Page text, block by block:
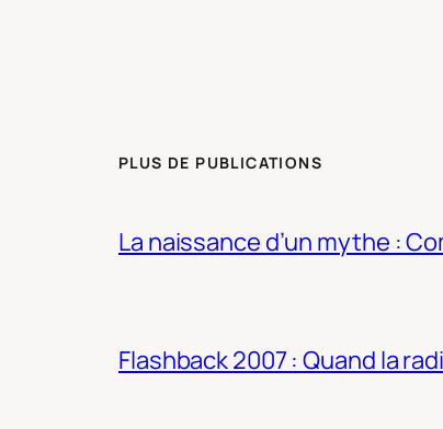
PLUS DE PUBLICATIONS
La naissance d’un mythe :
Flashback 2007 : Quand la